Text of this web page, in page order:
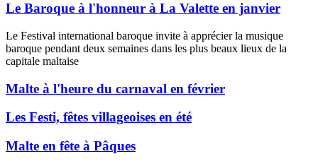
Le Baroque à l'honneur à La Valette en janvier
Le Festival international baroque invite à apprécier la musique
baroque pendant deux semaines dans les plus beaux lieux de la
capitale maltaise
Malte à l'heure du carnaval en février
Les Festi, fêtes villageoises en été
Malte en fête à Pâques